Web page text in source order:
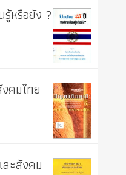
หรือยัง ?
คมไทย
ะสังคม